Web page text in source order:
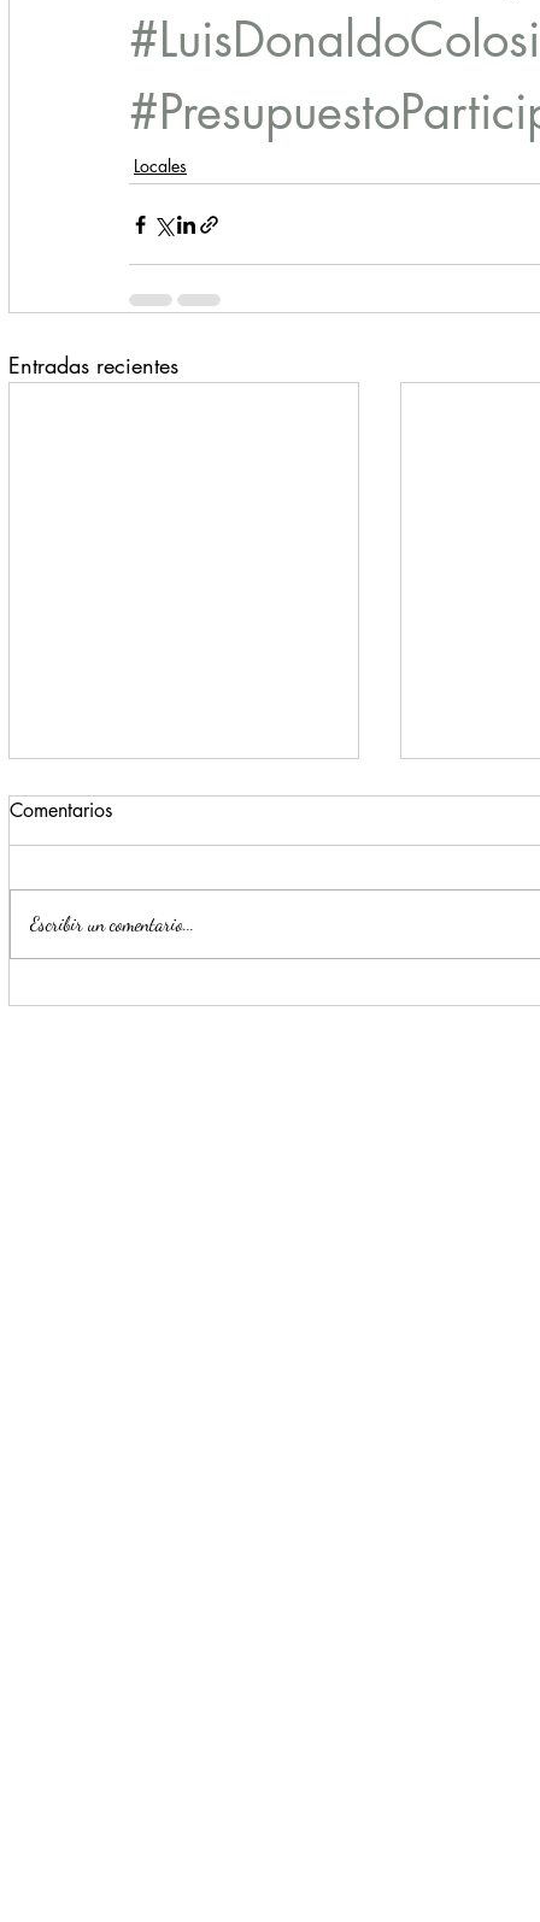
Locales
Entradas recientes
Estrategia Escudo permite
Llama
Comentarios
Escribir un comentario...